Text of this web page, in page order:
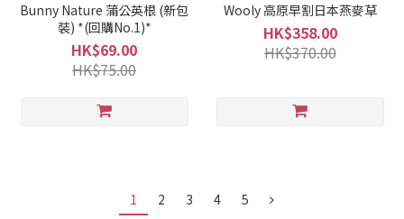
Bunny Nature 蒲公英根 (新包
裝) *(回購No.1)*
HK$69.00
HK$75.00
Wooly 高原早割日本燕麥草
HK$358.00
HK$370.00
1 2 3 4 5